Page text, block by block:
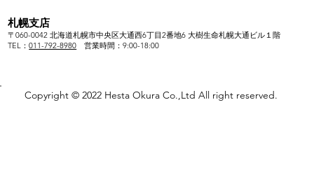
Copyright © 2022 Hesta Okura Co.,Ltd All right reserved.
札幌支店
〒060-0042 北海道札幌市中央区大通西6丁目2番地6 大樹生命札幌大通ビル１階
TEL：011-792-8980 営業時間：9:00-18:00